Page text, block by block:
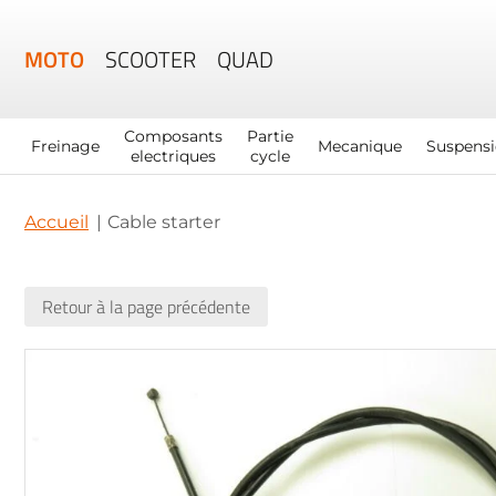
MOTO SCOOTER QUAD
Freinage
Composants
electriques
Partie
cycle
Mecanique
Accueil Cable starter
Retour à la page précédente